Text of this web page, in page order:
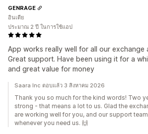
App works really well for all our exchange
Great support. Have been using it for a
and great value for money
GENRAGE
อินเดีย
ประมาณ 2 ปี ในการใช้แอป
Saara Inc ตอบแล้ว 3 สิงหาคม 2026
Thank you so much for the kind words! Two
strong - that means a lot to us. Glad the
are working well for you, and our support
whenever you need us. 🙌